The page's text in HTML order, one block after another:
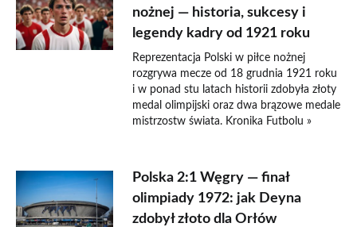
nożnej — historia, sukcesy i
legendy kadry od 1921 roku
Reprezentacja Polski w piłce nożnej
rozgrywa mecze od 18 grudnia 1921 roku
i w ponad stu latach historii zdobyła złoty
medal olimpijski oraz dwa brązowe medale
mistrzostw świata. Kronika Futbolu »
Polska 2:1 Węgry — finał
olimpiady 1972: jak Deyna
zdobył złoto dla Orłów